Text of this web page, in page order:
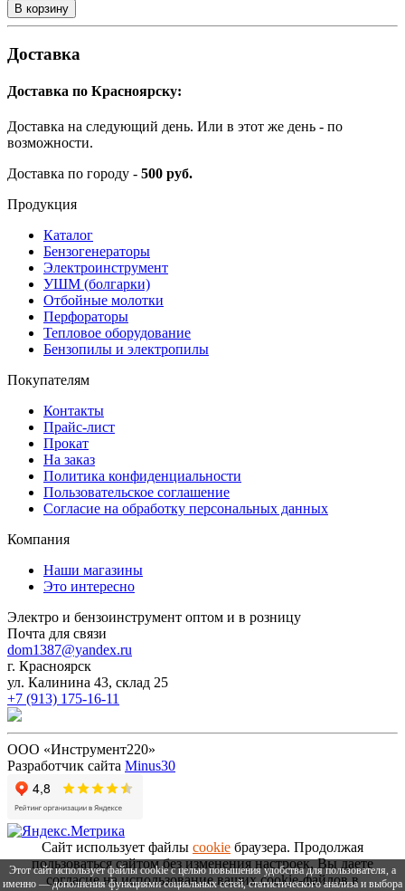
В корзину
Доставка
Доставка по Красноярску:
Доставка на следующий день. Или в этот же день - по
возможности.
Доставка по городу - 500 руб.
Этот сайт использует файлы cookie с целью повышения удобства для пользователя, а
именно — дополнения функциями социальных сетей, статистического анализа и выбора
Продукция
Каталог
Бензогенераторы
Электроинструмент
УШМ (болгарки)
Отбойные молотки
Перфораторы
Тепловое оборудование
Бензопилы и электропилы
Покупателям
Контакты
Прайс-лист
Прокат
На заказ
Политика конфиденциальности
Пользовательское соглашение
Согласие на обработку персональных данных
Компания
Наши магазины
Это интересно
Электро и бензоинструмент оптом и в розницу
Почта для связи
dom1387@yandex.ru
г. Красноярск
ул. Калинина 43, склад 25
+7 (913) 175-16-11
ООО «Инструмент220»
Разработчик сайта Minus30
Сайт использует файлы cookie браузера. Продолжая
пользоваться сайтом без изменения настроек, Вы даете
согласие на использование ваших cookie-файлов в